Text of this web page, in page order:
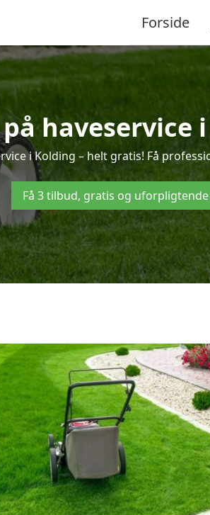
Forside
haveservice
i Kolding – helt gratis! Få
Få 3 tilbud, gratis og uforpligtende